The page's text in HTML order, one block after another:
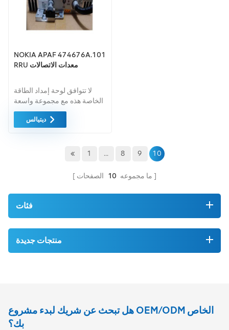
NOKIA APAF 474676A.101
RRU معدات الاتصالات
لا تتوافق لوحة إمداد الطاقة
الخاصة هذه مع مجموعة واسعة
من أجهزة اتصالات Nokia
فحسب، بل يمكنها أيضًا نقل
ديتيالس
1 ... 8 9 10
ما مجموعه 10 الصفحات
فئات
منتجات جديدة
هل تبحث عن شريك لبدء مشروع OEM/ODM الخاص
بك؟